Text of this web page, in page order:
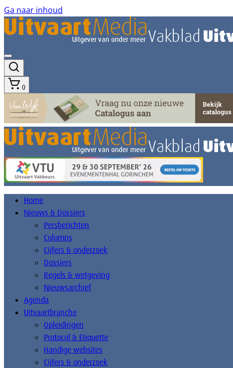
Ga naar inhoud
0
Home
Nieuws & Dossiers
Persberichten
Columns
Cijfers & onderzoek
Dossiers
Regels & wetgeving
Nieuwsarchief
Agenda
Uitvaartbranche
Opleidingen
Protocol & Etiquette
Handige websites
Cijfers & onderzoek